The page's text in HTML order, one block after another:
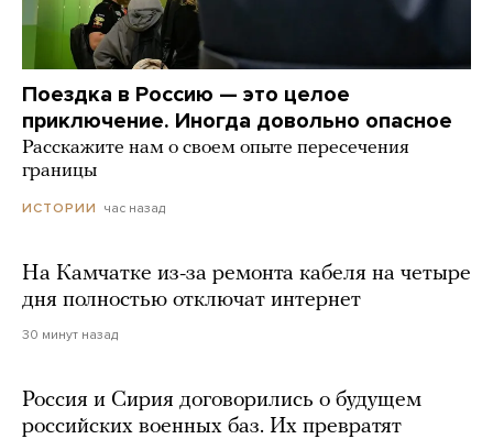
Поездка в Россию — это целое
приключение. Иногда довольно опасное
Расскажите нам о своем опыте пересечения
границы
ИСТОРИИ час назад
На Камчатке из-за ремонта кабеля на четыре
дня полностью отключат интернет
30 минут назад
Россия и Сирия договорились о будущем
российских военных баз. Их превратят